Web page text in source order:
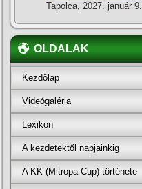
Tapolca, 2027. január 9.
OLDALAK
Kezdőlap
Videógaléria
Lexikon
A kezdetektől napjainkig
A KK (Mitropa Cup) története